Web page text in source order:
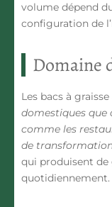
volume dépend
configuration de
Domaine
Les bacs à
domestiques que
comme les
de
qui produisent de
quotidiennement.